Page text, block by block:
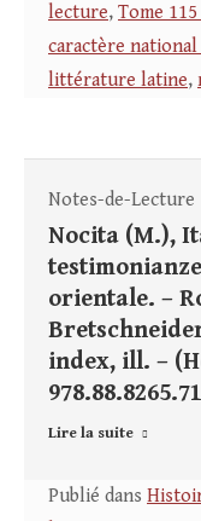
lecture, Tome
caractère
littérature latine,
Notes-de-Lecture
Nocita (M.),
orientale. –
index, ill. –
Lire la suite
Publié dans